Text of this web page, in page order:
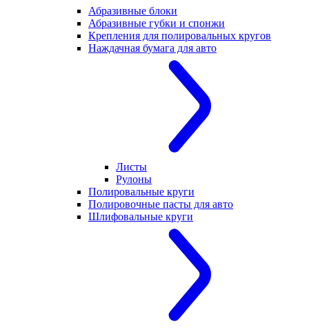
Абразивные блоки
Абразивные губки и спонжи
Крепления для полировальных кругов
Наждачная бумага для авто
Листы
Рулоны
Полировальные круги
Полировочные пасты для авто
Шлифовальные круги